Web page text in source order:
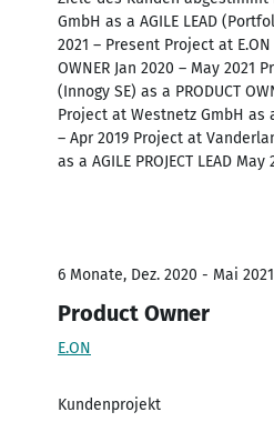
GmbH as a AGILE LEAD
2021 – Present Project at E.ON
OWNER Jan 2020 – May 2021
(Innogy SE) as a PRODUCT
Project at Westnetz GmbH as a
– Apr 2019 Project at
as a AGILE PROJECT LEAD May
6 Monate, Dez. 2020 - Mai 2021
Product Owner
E.ON
Kundenprojekt